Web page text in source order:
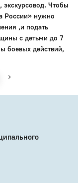
Чтобы
России» нужно
,и подать
с детьми до 7
боевых действий,
›